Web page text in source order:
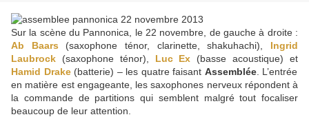
Sur la scène du Pannonica, le 22 novembre, de gauche à droite :
Ab Baars (saxophone ténor, clarinette, shakuhachi), Ingrid
Laubrock (saxophone ténor), Luc Ex (basse acoustique) et
Hamid Drake(batterie) – les quatre faisant Assemblée. L’entrée
en matière est engageante, les saxophones nerveux répondent à
la commande de partitions qui semblent malgré tout focaliser
beaucoup de leur attention.